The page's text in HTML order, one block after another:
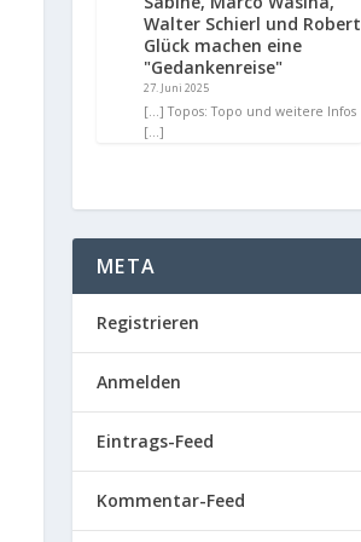
Walter Schierl und Robert
Glück machen eine
"Gedankenreise"
27. Juni 2025
[…] Topos: Topo und weitere Infos
[…]
META
Registrieren
Anmelden
Eintrags-Feed
Kommentar-Feed